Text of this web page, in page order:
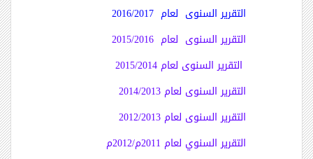
التقرير السنوى لعام 2016/2017
التقرير السنوى لعام 2015/2016
التقرير السنوى لعام 2015/2014
التقرير السنوى لعام 2014/2013
التقرير السنوى لعام 2012/2013
التقرير السنوي لعام 2011م/2012م